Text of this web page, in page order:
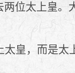
两位太上皇。
皇，而是太